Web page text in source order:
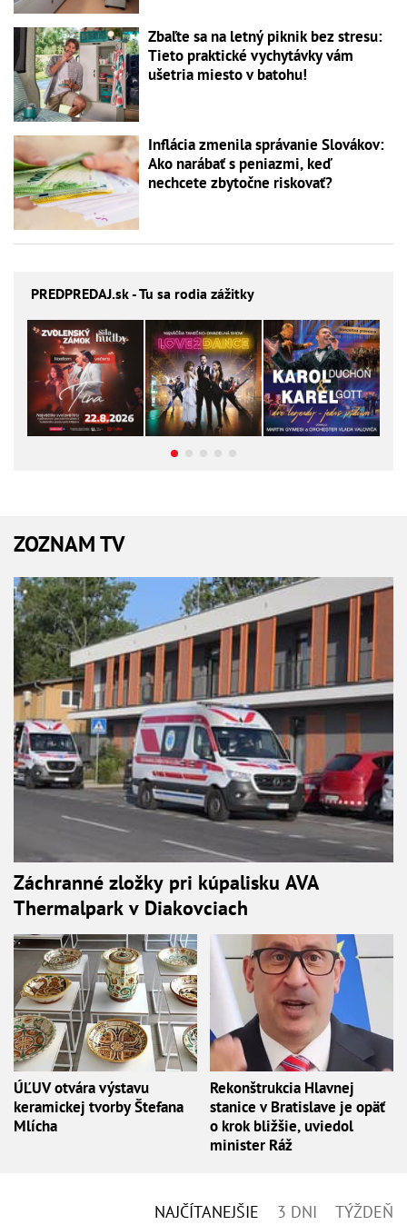
Zbaľte sa na letný piknik bez stresu:
Tieto praktické vychytávky vám
ušetria miesto v batohu!
Inflácia zmenila správanie Slovákov:
Ako narábať s peniazmi, keď
nechcete zbytočne riskovať?
PREDPREDAJ.sk - Tu sa rodia zážitky
ZOZNAM TV
Záchranné zložky pri kúpalisku AVA
Thermalpark v Diakovciach
ÚĽUV otvára výstavu
keramickej tvorby Štefana
Mlícha
Rekonštrukcia Hlavnej
stanice v Bratislave je opäť
o krok bližšie, uviedol
minister Ráž
NAJČÍTANEJŠIE 3 DNI TÝŽDEŇ